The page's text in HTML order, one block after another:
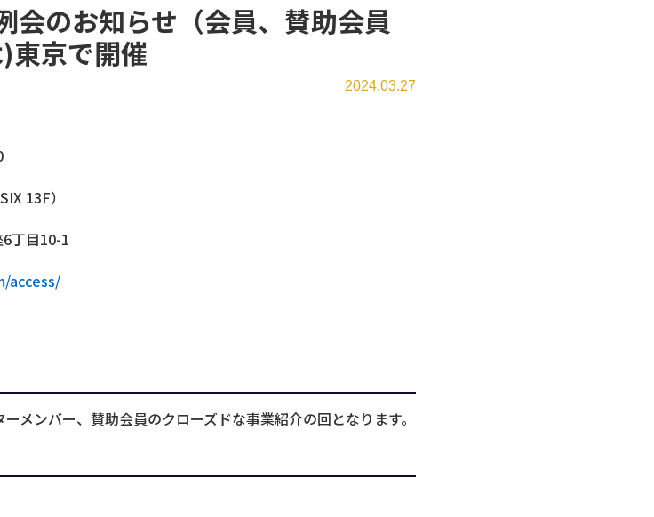
のお知らせ（会員、賛助会員
東京で開催
2024.03.27
13F）
丁目10-1
access/
メンバー、賛助会員のクローズドな事業紹介の回となります。